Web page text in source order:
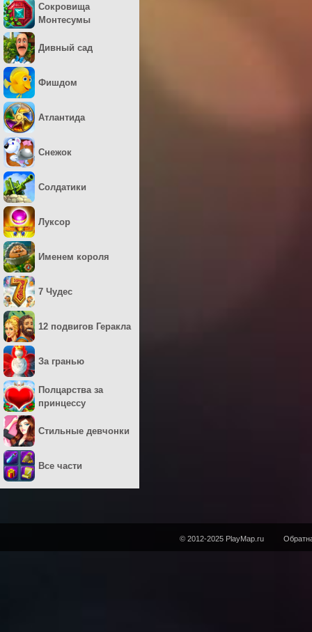
Сокровища
Монтесумы
Дивный сад
Фишдом
Атлантида
Снежок
Солдатики
Луксор
Именем короля
7 Чудес
12 подвигов Геракла
За гранью
Полцарства за
принцессу
Стильные девчонки
Все части
© 2012-2025 PlayMap.ru